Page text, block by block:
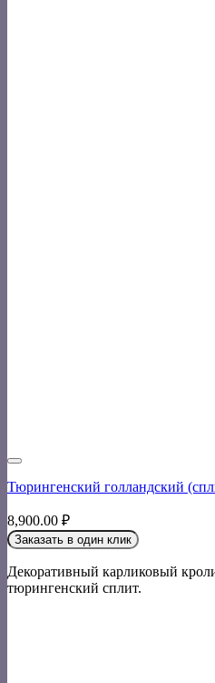
Тюрингенский голландский
8,900.00 ₽
Заказать в один клик
Декоративный карликовый
тюрингенский сплит.